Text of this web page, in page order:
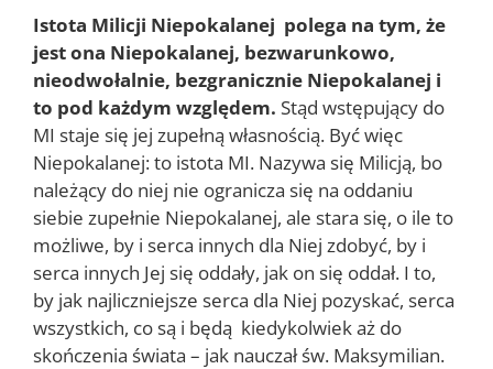
Istota Milicji Niepokalanej polega na tym, że
jest ona Niepokalanej, bezwarunkowo,
nieodwołalnie, bezgranicznie Niepokalanej i
to pod każdym względem. Stąd wstępujący do
MI staje się jej zupełną własnością. Być więc
Niepokalanej: to istota MI. Nazywa się Milicją, bo
należący do niej nie ogranicza się na oddaniu
siebie zupełnie Niepokalanej, ale stara się, o ile to
możliwe, by i serca innych dla Niej zdobyć, by i
serca innych Jej się oddały, jak on się oddał. I to,
by jak najliczniejsze serca dla Niej pozyskać, serca
wszystkich, co są i będą kiedykolwiek aż do
skończenia świata – jak nauczał św. Maksymilian.